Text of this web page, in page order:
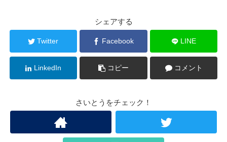
シェアする
Twitter Facebook LINE
LinkedIn コピー コメント
さいとうをチェック！